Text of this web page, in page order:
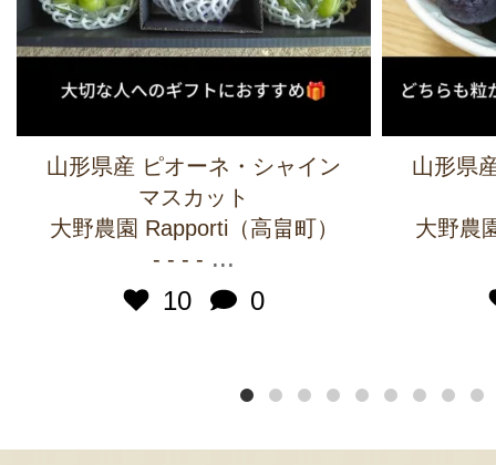
山形県産 ピオーネ・シャイン
マスカット
大野農園 Rapporti（高畠町）
- - - - ...
10
0
山形県
大野農